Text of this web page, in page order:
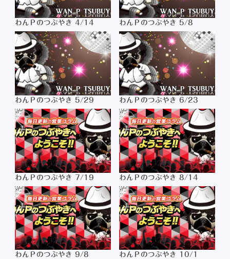
わんＰのつぶやき 4/14 わんＰのつぶやき 5/8
わんＰのつぶやき 5/29 わんＰのつぶやき 6/23
わんＰのつぶやき 7/19 わんＰのつぶやき 8/14
わんＰのつぶやき 9/8 わんＰのつぶやき 10/1